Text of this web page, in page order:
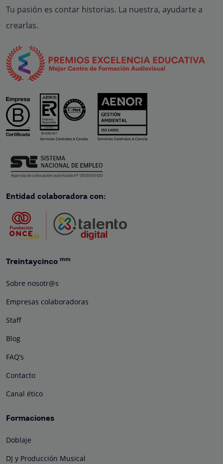
Tu pasión es contar historias. La nuestra, ayudarte a
crearlas.
Entidad colaboradora con:
Treintaycinco mm
Sobre nosotr@s
Empresas colaboradoras
Staff
Blog
FAQ’s
Contacto
Canal ético
Formaciones
Doblaje
DJ y Producción Musical